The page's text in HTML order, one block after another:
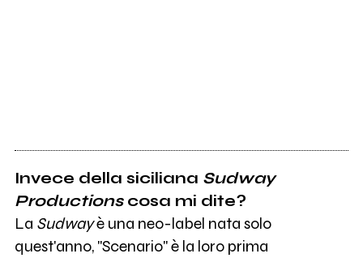
Invece della siciliana Sudway
Productionscosa mi dite?
La Sudwayè una neo-label nata solo
quest'anno, "Scenario" è la loro prima